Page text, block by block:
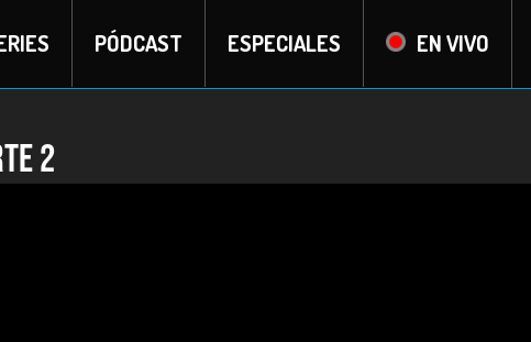
PÓDCAST ESPECIALES EN VIVO
2